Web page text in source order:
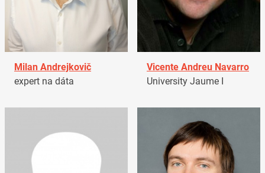
Milan Andrejkovič
expert na dáta
Vicente Andreu Navarro
University Jaume I